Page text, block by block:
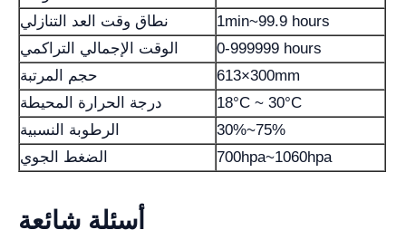
نطاق وقت العد التنازلي
1min~99.9 hours
الوقت الإجمالي التراكمي
0-999999 hours
حجم المرتبة
613×300mm
درجة الحرارة المحيطة
18°C ~ 30°C
الرطوبة النسبية
30%~75%
الضغط الجوي
700hpa~1060hpa
أسئلة شائعة